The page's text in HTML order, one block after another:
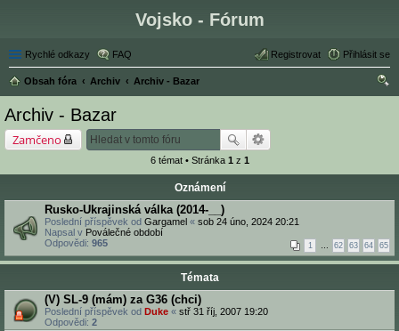
Vojsko - Fórum
Rychlé odkazy FAQ Přihlásit se
Registrovat
Obsah fóra Archiv
Archiv - Bazar
Archiv - Bazar
Zamčeno
6 témat • Stránka 1 z 1
Oznámení
Rusko-Ukrajinská válka (2014-__)
Poslední příspěvek od Gargamel « sob 24 úno, 2024 20:21
Napsal v Poválečné období
Odpovědi: 965 1 … 62 63 64 65
Témata
(V) SL-9 (mám) za G36 (chci)
Poslední příspěvek od Duke « stř 31 říj, 2007 19:20
Odpovědi: 2